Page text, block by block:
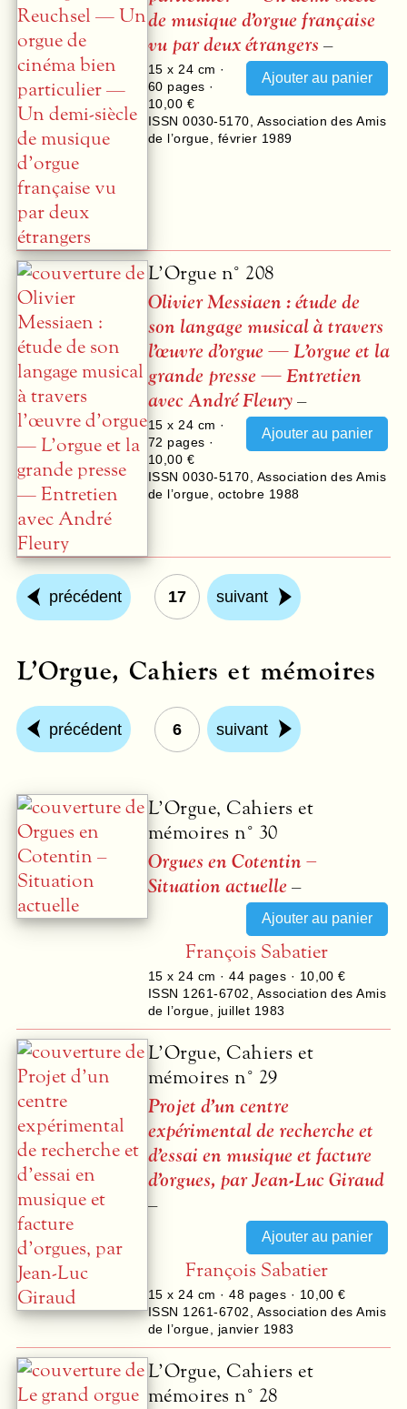
de musique d’orgue française
vu par deux étrangers –
15 x 24 cm ·
60 pages ·
10,00 €
ISSN 0030-5170 Association des Amis
de l’orgue
février 1989
L’Orgue n° 208
Olivier Messiaen : étude de
son langage musical à travers
l’œuvre d’orgue — L’orgue et la
grande presse — Entretien
avec André Fleury–
15 x 24 cm ·
72 pages ·
10,00 €
ISSN 0030-5170 Association des Amis
de l’orgue
octobre 1988
précédent 17 suivant
L’Orgue, Cahiers et mémoires
précédent 6 suivant
L’Orgue, Cahiers et
mémoires n° 30
Orgues en Cotentin –
Situation actuelle –
François Sabatier
15 x 24 cm ·44 pages · 10,00 €
ISSN 1261-6702
Association des Amis
de l’orgue
juillet 1983
L’Orgue, Cahiers et
mémoires n° 29
Projet d’un centre
expérimental de recherche et
d’essai en musique et facture
d’orgues, par Jean-Luc Giraud
–
François Sabatier
15 x 24 cm ·48 pages · 10,00 €
ISSN 1261-6702
Association des Amis
de l’orgue
janvier 1983
L’Orgue, Cahiers et
mémoires n° 28